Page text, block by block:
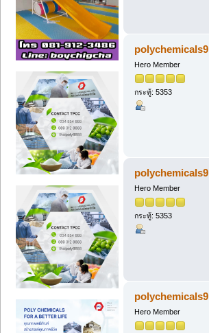
polychemicals9
Hero Member
กระทู้: 5353
polychemicals9
Hero Member
กระทู้: 5353
polychemicals9
Hero Member